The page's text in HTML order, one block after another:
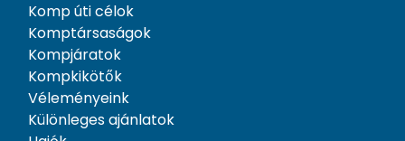
Komp úti célok
Komptársaságok
Kompjáratok
Kompkikötők
Véleményeink
Különleges ajánlatok